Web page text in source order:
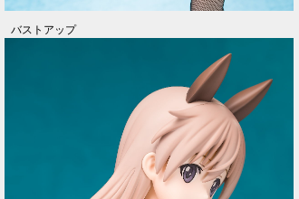
バストアップ